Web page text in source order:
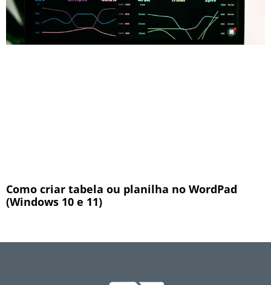
Como criar tabela ou planilha no WordPad
(Windows 10 e 11)